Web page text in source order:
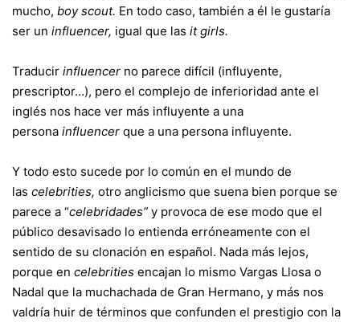
mucho, boy scout. En todo caso, también a él le gustaría
ser un influencer, igual que las it girls.
Traducir influencer no parece difícil (influyente,
prescriptor…), pero el complejo de inferioridad ante el
inglés nos hace ver más influyente a una
persona influencer que a una persona influyente.
Y todo esto sucede por lo común en el mundo de
las celebrities, otro anglicismo que suena bien porque se
parece a “celebridades” y provoca de ese modo que el
público desavisado lo entienda erróneamente con el
sentido de su clonación en español. Nada más lejos,
porque en celebrities encajan lo mismo Vargas Llosa o
Nadal que la muchachada de Gran Hermano, y más nos
valdría huir de términos que confunden el prestigio con la